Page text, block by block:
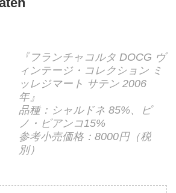
『フランチャコルタ DOCG ヴ
ィンテージ・コレクション ミ
ッレジマート サテン 2006
年』
品種：シャルドネ 85%、ピ
ノ・ビアンコ15%
参考小売価格：8000円（税
別）